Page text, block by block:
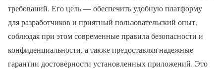
требований. Его цель — обеспечить удобную платформу
для разработчиков и приятный пользовательский опыт,
соблюдая при этом современные правила безопасности и
конфиденциальности, а также предоставляя надежные
гарантии достоверности установленных приложений. Это